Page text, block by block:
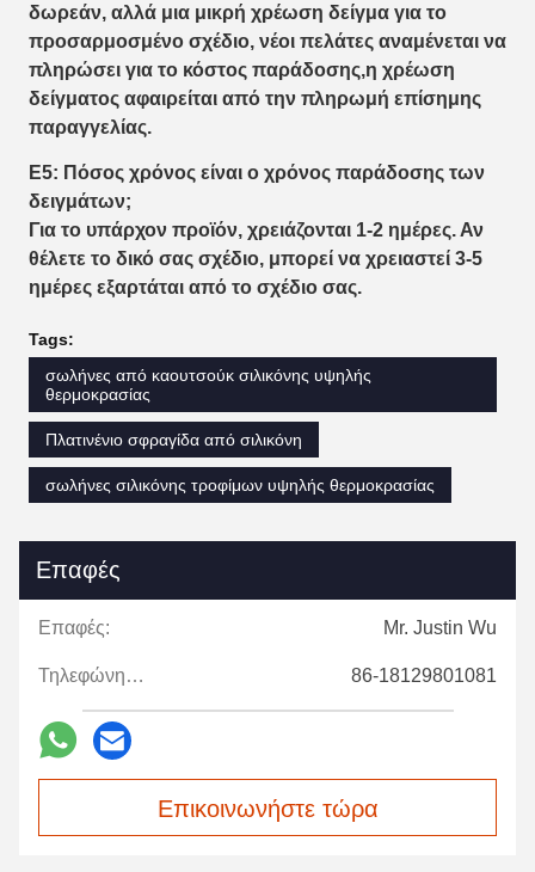
δωρεάν, αλλά μια μικρή χρέωση δείγμα για το
προσαρμοσμένο σχέδιο, νέοι πελάτες αναμένεται να
πληρώσει για το κόστος παράδοσης,η χρέωση
δείγματος αφαιρείται από την πληρωμή επίσημης
παραγγελίας.
Ε5: Πόσος χρόνος είναι ο χρόνος παράδοσης των
δειγμάτων;
Για το υπάρχον προϊόν, χρειάζονται 1-2 ημέρες. Αν
θέλετε το δικό σας σχέδιο, μπορεί να χρειαστεί 3-5
ημέρες εξαρτάται από το σχέδιο σας.
Tags:
σωλήνες από καουτσούκ σιλικόνης υψηλής
θερμοκρασίας
Πλατινένιο σφραγίδα από σιλικόνη
σωλήνες σιλικόνης τροφίμων υψηλής θερμοκρασίας
Επαφές
Επαφές: Mr. Justin Wu
Τηλεφώνημα: 86-18129801081
Επικοινωνήστε τώρα